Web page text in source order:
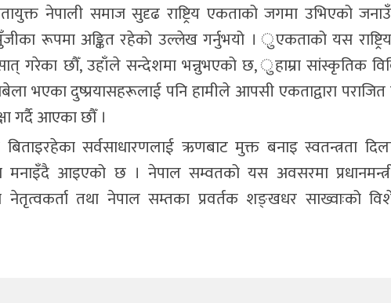
नेपाली समाज सुदृढ राष्ट्रिय एकताको जगमा उभिएको
पुँजीका रूपमा अङ्कित रहेको उल्लेख गर्नुभयो । ुएकताको यस
गरेका छौँ, उहाँले सन्देशमा भन्नुभएको छ, ुहाम्रा सांस्कृतिक
भएका दुष्प्रयासहरूलाई पनि हामीले आपसी एकताद्वारा पराजित
गर्दै आएका छौँ ।
सर्वसाधारणलाई ऋणबाट मुक्त बनाइ स्वतन्त्रता
मनाइँदै आइएको छ । नेपाल सम्वतको यस अवसरमा
तथा नेपाल सम्तका प्रवर्तक शङ्खधर साख्वाःको